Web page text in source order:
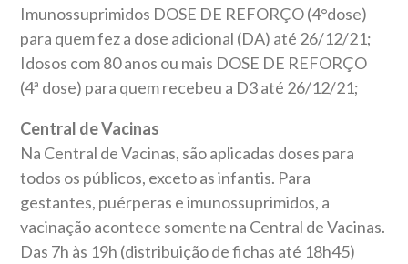
Imunossuprimidos DOSE DE REFORÇO (4°dose)
para quem fez a dose adicional (DA) até 26/12/21;
Idosos com 80 anos ou mais DOSE DE REFORÇO
(4ª dose) para quem recebeu a D3 até 26/12/21;
Central de Vacinas
Na Central de Vacinas, são aplicadas doses para
todos os públicos, exceto as infantis. Para
gestantes, puérperas e imunossuprimidos, a
vacinação acontece somente na Central de Vacinas.
Das 7h às 19h (distribuição de fichas até 18h45)